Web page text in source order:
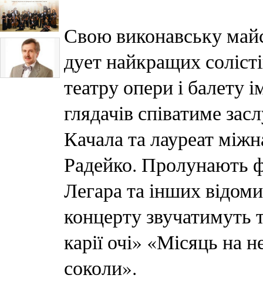
Свою виконавську
дует найкращих
театру опери і
глядачів співатиме
Качала та лауреат
Радейко. Пролунають
Легара та інших
концерту звучатимуть
карії очі» «Місяць на
соколи».